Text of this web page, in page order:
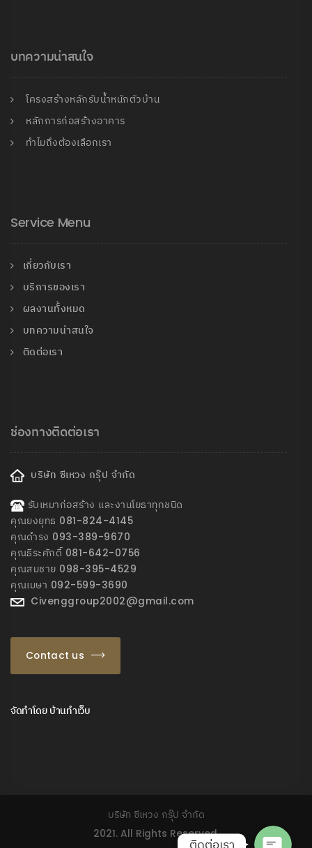
บทความน่าสนใจ
โครงสร้างหลักรับน้ำหนักตัวบ้าน
หลักการก่อสร้างอาคาร
ทำไมถึงต้องเลือกเรา
Service Menu
เกี่ยวกับเรา
บริการของเรา
ผลงานทั้งหมด
บทความน่าสนใจ
ติดต่อเรา
ช่องทางติดต่อเรา
บริษัท ซีเหวง กรุ๊ป จำกัด
รับเหมาก่อสร้าง และงานโยธาทุกชนิด
คุณยงยุทธ 081-824-4145
คุณดำรง 093-389-9670
คุณธีระศักดิ์ 081-642-0756
คุณสมชาย 098-395-4529
คุณเมษา 092-599-3690
Civenggroup2002@gmail.com
Contact us
จัดทำโดย บ้านทำเว็บ
บริษัท ซีเหวง กรุ๊ป จำกัด
2021. All Rights Reserved.
ติดต่อเรา